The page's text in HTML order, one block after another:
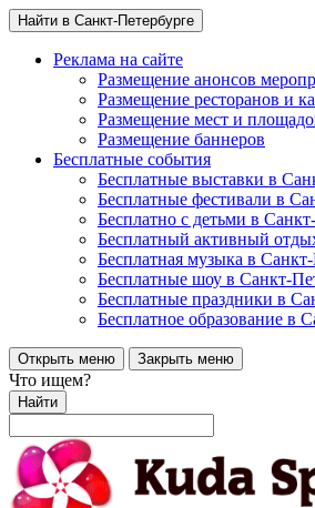
Найти в Санкт-Петербурге
Реклама на сайте
Размещение анонсов
Размещение ресторанов и
Размещение мест и
Размещение баннеров
Бесплатные события
Бесплатные выставки в
Бесплатные фестивали в
Бесплатно с детьми в
Бесплатный активный
Бесплатная музыка в
Бесплатные шоу в Санкт-
Бесплатные праздники в
Бесплатное образование в
Открыть меню Закрыть меню
Что ищем?
Найти